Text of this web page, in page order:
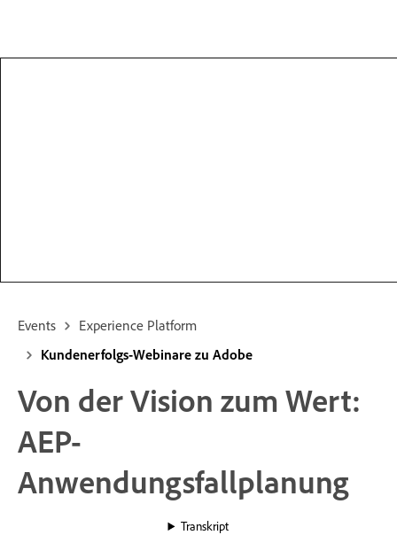
Events
Experience Platform
Kundenerfolgs-Webinare zu Adobe
Von der Vision zum Wert:
AEP-
Anwendungsfallplanung
Transkript